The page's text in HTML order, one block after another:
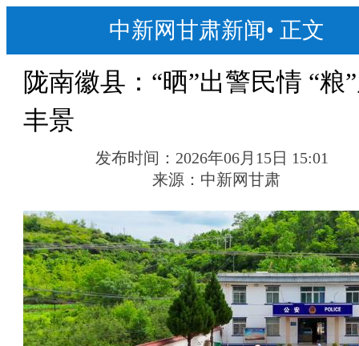
中新网甘肃新闻• 正文
陇南徽县：“晒”出警民情 “粮
丰景
发布时间： 2026年06月15日 15:01
来源： 中新网甘肃